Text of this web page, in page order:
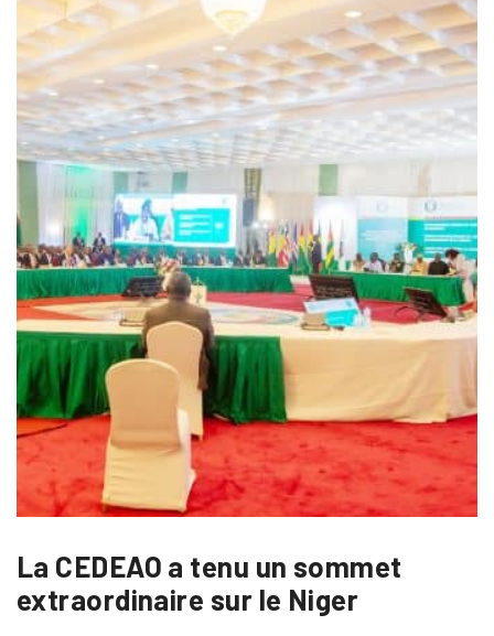
La CEDEAO a tenu un sommet
extraordinaire sur le Niger